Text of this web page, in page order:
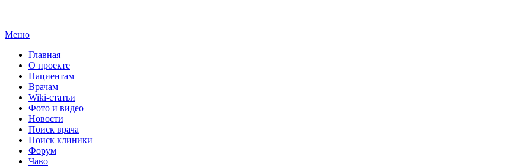
Меню
Главная
О проекте
Пациентам
Врачам
Wiki-статьи
Фото и видео
Новости
Поиск врача
Поиск клиники
Форум
Чаво